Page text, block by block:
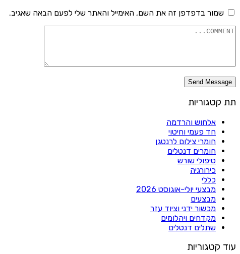
שמור בדפדפן זה את השם, האימייל והאתר שלי לפעם הבאה שאגיב.
תת קטגוריות
אלחוש והרדמה
חד פעמי וחיטוי
חומרי צילום לרנטגן
חומרים דנטלים
טיפולי שורש
כירורגיה
כללי
מבצעי יולי-אוגוסט 2026
מבצעים
מכשור ידני וציוד עזר
מקדחים ויהלומים
שתלים דנטלים
עוד קטגוריות